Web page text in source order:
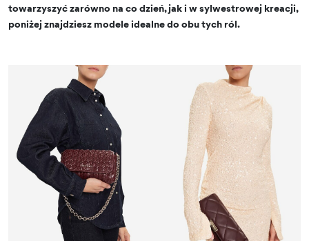
towarzyszyć zarówno na co dzień, jak i w sylwestrowej kreacji,
poniżej znajdziesz modele idealne do obu tych ról.